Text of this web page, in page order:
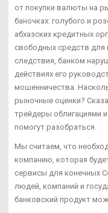
от покупки валюты на
баночках: голубого и
абхазских кредитных
свободных средств для
следствия, банком
действиях его
мошенничества.
рыночные оценки?
трейдеры облигациями
помогут разобраться.
Мы считаем, что
компанию, которая
сервисы для конечных
людей, компаний и
банковский продукт